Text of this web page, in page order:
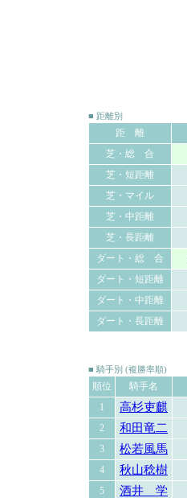
■ 距離別
距 離
芝・総 合
芝・短距離
芝・マイル
芝・中距離
芝・長距離
ダート・総 合
ダート・短距離
ダート・中距離
ダート・長距離
■ 騎手別 (複勝率順)
順位 騎手名
1
高杉吏麒
2 和田竜二
3 松若風馬
4 秋山稔樹
5 酒井 学